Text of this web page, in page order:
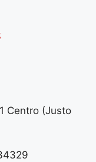
Centro (Justo